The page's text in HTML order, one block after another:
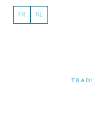
FR NL